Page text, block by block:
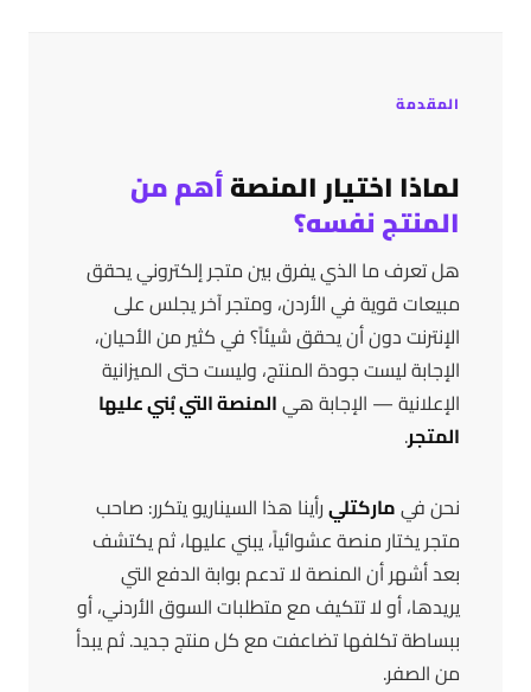
المقدمة
لماذا اختيار المنصةأهم من
المنتج نفسه؟
هل تعرف ما الذي يفرق بين متجر إلكتروني يحقق
مبيعات قوية في الأردن، ومتجر آخر يجلس على
الإنترنت دون أن يحقق شيئاً؟ في كثير من الأحيان،
الإجابة ليست جودة المنتج، وليست حتى الميزانية
الإعلانية — الإجابة هيالمنصة التي بُني عليها
المتجر.
نحن فيماركتليرأينا هذا السيناريو يتكرر: صاحب
متجر يختار منصة عشوائياً، يبني عليها، ثم يكتشف
بعد أشهر أن المنصة لا تدعم بوابة الدفع التي
يريدها، أو لا تتكيف مع متطلبات السوق الأردني، أو
ببساطة تكلفها تضاعفت مع كل منتج جديد. ثم يبدأ
من الصفر.